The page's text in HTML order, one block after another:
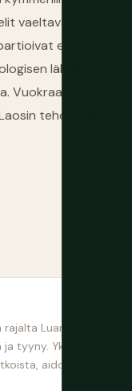
vaeltavat,
edelleen
lähelle.
Vuokraa
tehdä, mitä
Luang
tyyny. Yksi
aidosti